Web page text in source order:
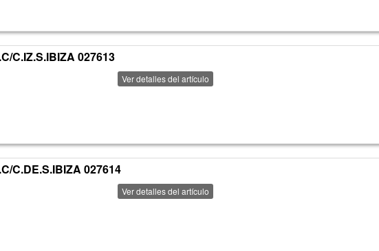
C.IZ.S.IBIZA 027613
Ver detalles del artículo
C.DE.S.IBIZA 027614
Ver detalles del artículo